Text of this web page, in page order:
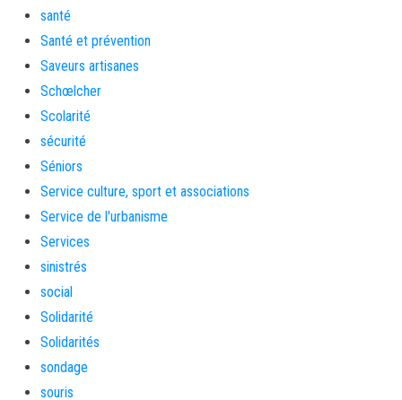
santé
Santé et prévention
Saveurs artisanes
Schœlcher
Scolarité
sécurité
Séniors
Service culture, sport et associations
Service de l'urbanisme
Services
sinistrés
social
Solidarité
Solidarités
sondage
souris